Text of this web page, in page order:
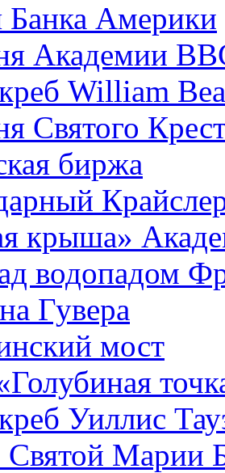
Америки
Академии
William
Святого
биржа
крыша»
водопадом
Гувера
мост
Уиллис
Марии